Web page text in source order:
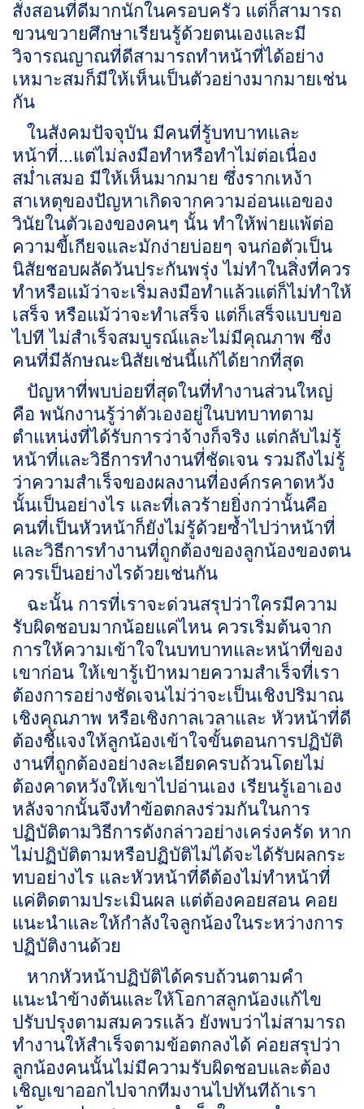
สั่งสอนที่ดีมากนักในครอบครัว แต่ก็สามารถ
ขวนขวายศึกษาเรียนรู้ด้วยตนเองและมี
วิจารณญาณที่ดีสามารถทำหน้าที่ได้อย่าง
เหมาะสมก็มีให้เห็นเป็นตัวอย่างมากมายเช่น
กัน
ในสังคมปัจจุบัน มีคนที่รู้บทบาทและ
หน้าที่...แต่ไม่ลงมือทำหรือทำไม่ต่อเนื่อง
สม่ำเสมอ มีให้เห็นมากมาย ซึ่งรากเหง้า
สาเหตุของปัญหาเกิดจากความอ่อนแอของ
วินัยในตัวเองของคนๆ นั้น ทำให้พ่ายแพ้ต่อ
ความขี้เกียจและมักง่ายบ่อยๆ จนก่อตัวเป็น
นิสัยชอบผลัดวันประกันพรุ่ง ไม่ทำในสิ่งที่ควร
ทำหรือแม้ว่าจะเริ่มลงมือทำแล้วแต่ก็ไม่ทำให้
เสร็จ หรือแม้ว่าจะทำเสร็จ แต่ก็เสร็จแบบขอ
ไปที ไม่สำเร็จสมบูรณ์และไม่มีคุณภาพ ซึ่ง
คนที่มีลักษณะนิสัยเช่นนี้แก้ได้ยากที่สุด
ปัญหาที่พบบ่อยที่สุดในที่ทำงานส่วนใหญ่
คือ พนักงานรู้ว่าตัวเองอยู่ในบทบาทตาม
ตำแหน่งที่ได้รับการว่าจ้างก็จริง แต่กลับไม่รู้
หน้าที่และวิธีการทำงานที่ชัดเจน รวมถึงไม่รู้
ว่าความสำเร็จของผลงานที่องค์กรคาดหวัง
นั้นเป็นอย่างไร และที่เลวร้ายยิ่งกว่านั้นคือ
คนที่เป็นหัวหน้าก็ยังไม่รู้ด้วยซ้ำไปว่าหน้าที่
และวิธีการทำงานที่ถูกต้องของลูกน้องของตน
ควรเป็นอย่างไรด้วยเช่นกัน
ฉะนั้น การที่เราจะด่วนสรุปว่าใครมีความ
รับผิดชอบมากน้อยแค่ไหน ควรเริ่มต้นจาก
การให้ความเข้าใจในบทบาทและหน้าที่ของ
เขาก่อน ให้เขารู้เป้าหมายความสำเร็จที่เรา
ต้องการอย่างชัดเจนไม่ว่าจะเป็นเชิงปริมาณ
เชิงคุณภาพ หรือเชิงกาลเวลาและ หัวหน้าที่ดี
ต้องชี้แจงให้ลูกน้องเข้าใจขั้นตอนการปฏิบัติ
งานที่ถูกต้องอย่างละเอียดครบถ้วนโดยไม่
ต้องคาดหวังให้เขาไปอ่านเอง เรียนรู้เอาเอง
หลังจากนั้นจึงทำข้อตกลงร่วมกันในการ
ปฏิบัติตามวิธีการดังกล่าวอย่างเคร่งครัด หาก
ไม่ปฏิบัติตามหรือปฏิบัติไม่ได้จะได้รับผลกระ
ทบอย่างไร และหัวหน้าที่ดีต้องไม่ทำหน้าที่
แค่ติดตามประเมินผล แต่ต้องคอยสอน คอย
แนะนำและให้กำลังใจลูกน้องในระหว่างการ
ปฏิบัติงานด้วย
หากหัวหน้าปฏิบัติได้ครบถ้วนตามคำ
แนะนำข้างต้นและให้โอกาสลูกน้องแก้ไข
ปรับปรุงตามสมควรแล้ว ยังพบว่าไม่สามารถ
ทำงานให้สำเร็จตามข้อตกลงได้ ค่อยสรุปว่า
ลูกน้องคนนั้นไม่มีความรับผิดชอบและต้อง
เชิญเขาออกไปจากทีมงานไปทันทีถ้าเรา